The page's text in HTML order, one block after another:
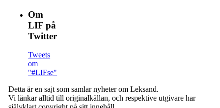
Om
LIF på
Twitter
Tweets
om
"#LIFse"
Detta är en sajt som samlar nyheter om Leksand.
Vi länkar alltid till originalkällan, och respektive utgivare har